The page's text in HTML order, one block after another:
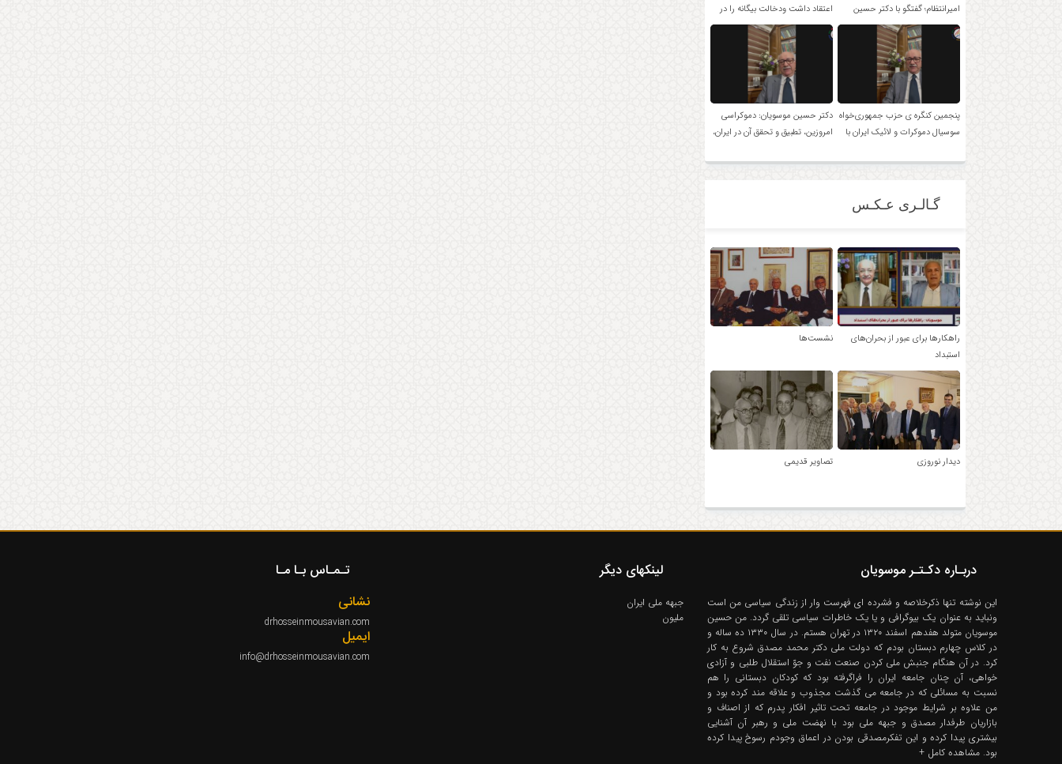
امیرانتظام؛ گفتگو با دکتر حسین
موسویان
اعتقاد داشت ودخالت بیگانه را در
امور داخلی بر نمی تابید.
پنجمین کنگره ی حزب جمهوری‌خواه
سوسیال دموکرات و لائیک ایران با
دکتر حسین موسویان: دموکراسی
امروزین، تطبیق و تحقق آن در ایران،
گـالـری عـکـس
راهکارها برای عبور از بحران‌های
استبداد
نشست‌ها
دیدار نوروزی تصاویر قدیمی
دربـاره دکـتـر موسویان
این نوشته تنها ذکرخلاصه و فشرده ای فهرست وار از زندگی سیاسی من است
ونباید به عنوان یک بیوگرافی و یا یک خاطرات سیاسی تلقی گردد. من حسین
موسویان متولد هفدهم اسفند ۱۳۲۰ در تهران هستم. در سال ۱۳۳۰ ده ساله و
در کلاس چهارم دبستان بودم که دولت ملی دکتر محمد مصدق شروع به کار
کرد. در آن هنگام جنبش ملی کردن صنعت نفت و جوّ استقلال طلبی و آزادی
خواهی، آن چنان جامعه ایران را فراگرفته بود که کودکان دبستانی را هم
نسبت به مسائلی که در جامعه می گذشت مجذوب و علاقه مند کرده بود و
من علاوه بر شرایط موجود در جامعه تحت تاثیر افکار پدرم که از اصناف و
بازاریان طرفدار مصدق و جبهه ملی بود با نهضت ملی و رهبر آن آشنایی
بیشتری پیدا کرده و این تفکرمصدقی بودن در اعماق وجودم رسوخ پیدا کرده
بود. مشاهده کامل +
لینکهای دیگر
جبهه ملی ایران
ملیون
تـمـاس بـا مـا
نشانی
drhosseinmousavian.com
ایمیل
info@drhosseinmousavian.com